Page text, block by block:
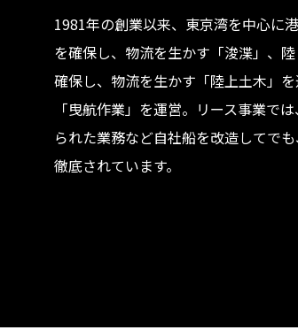
1981年の創業以来、東京湾を中心に
を確保し、物流を生かす「浚渫」、
確保し、物流を生かす「陸上土木」
「曳航作業」を運営。リース事業で
られた業務など自社船を改造してで
徹底されています。